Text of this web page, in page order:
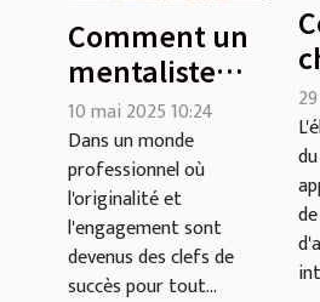
Comment un
mentaliste
peut
transformer
vos
événements
professionnels
10 mai 2025 10:24
Dans un monde
professionnel où
l'originalité et
l'engagement sont
devenus des clefs de
succès pour tout...